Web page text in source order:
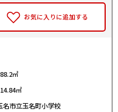
お気に入りに追加する
㎡
㎡
名市立玉名町小学校